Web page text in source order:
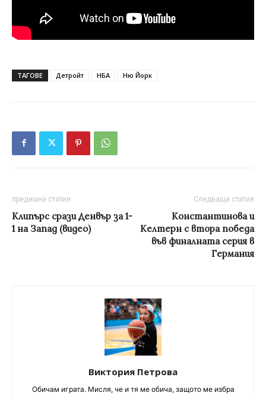
ТАГОВЕ Детройт НБА Ню Йорк
предишна статия
Клипърс срази Денвър за 1-
1 на Запад (видео)
Следваща статия
Константинова и
Келтерн с втора победа
във финалната серия в
Германия
Виктория Петрова
Обичам играта. Мисля, че и тя ме обича, защото ме избра